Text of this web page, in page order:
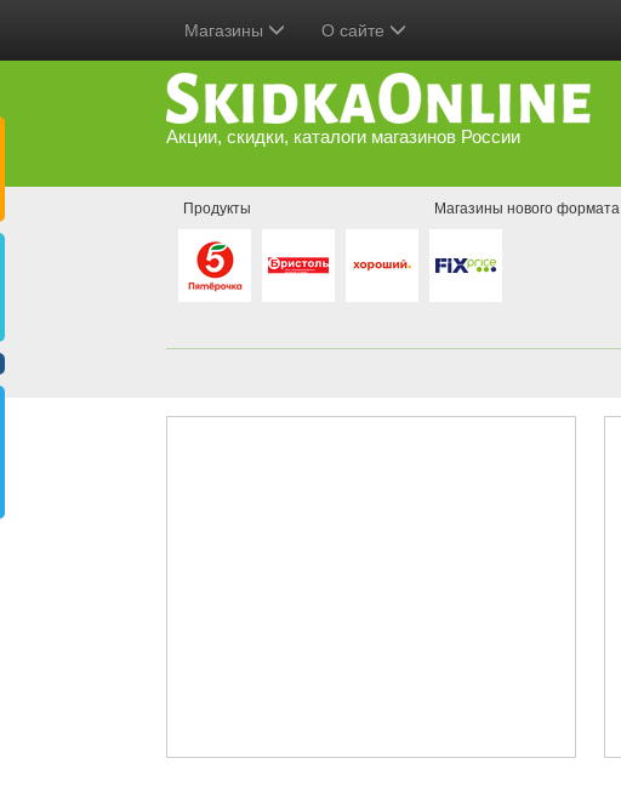
Магазины О сайте
Акции, скидки, каталоги магазинов России
Продукты Магазины нового формата